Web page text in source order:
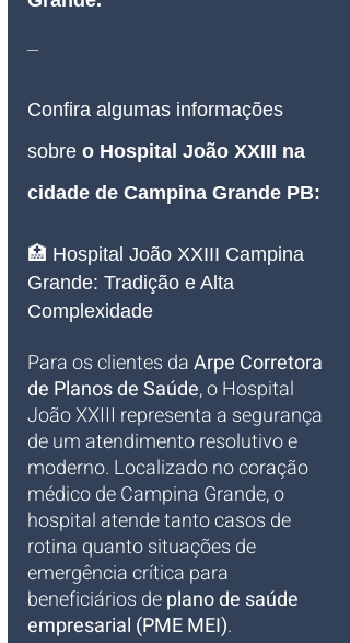
Confira algumas informações
sobre o Hospital João XXIII na
cidade de Campina Grande PB:
🏥 Hospital João XXIII Campina
Grande: Tradição e Alta
Complexidade
Para os clientes da Arpe Corretora
de Planos de Saúde, o Hospital
João XXIII representa a segurança
de um atendimento resolutivo e
moderno. Localizado no coração
médico de Campina Grande, o
hospital atende tanto casos de
rotina quanto situações de
emergência crítica para
beneficiários de plano de saúde
empresarial (PME MEI).